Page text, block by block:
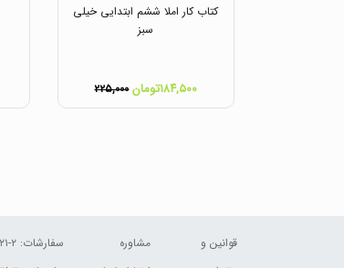
کتاب کار املا ششم ابتدایی خیلی
سبز
۱۸۴,۵۰۰تومان ۲۲۵,۰۰۰
قوانین و مشاوره سفارشات: ۲-۶۶۴۱۷۲۲۱(۰۲۱)